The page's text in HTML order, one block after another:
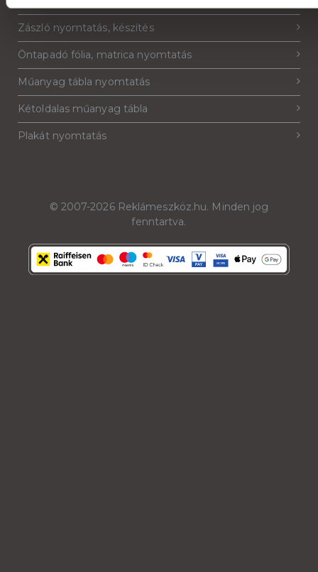
Zászló nyomtatás, készítés
Öntapadó fólia, matrica nyomtatás
Műanyag tábla nyomtatás
Kétoldalas műanyag tábla
Plakát nyomtatás
© 2007-2026 Reklámeszköz.hu. Minden jog
fenntartva.